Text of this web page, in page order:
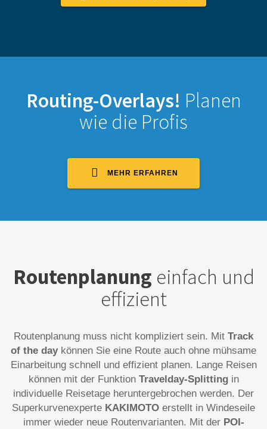
Routing-Overlays! Planen
wie die Profis
MEHR ERFAHREN
Routenplanung einfach und
effizient
Routenplanung muss nicht kompliziert sein. Mit Track
of the daykönnen Sie eine Route auch ohne mühsame
Einarbeitung schnell und effizient planen. Lange Reisen
können mit der Funktion Travelday-Splittingin
individuelle Reisetage heruntergebrochen werden. Der
Superkurvenexperte KAKIMOTO erstellt in Windeseile
immer wieder neue Routenvarianten. Mit der POI-